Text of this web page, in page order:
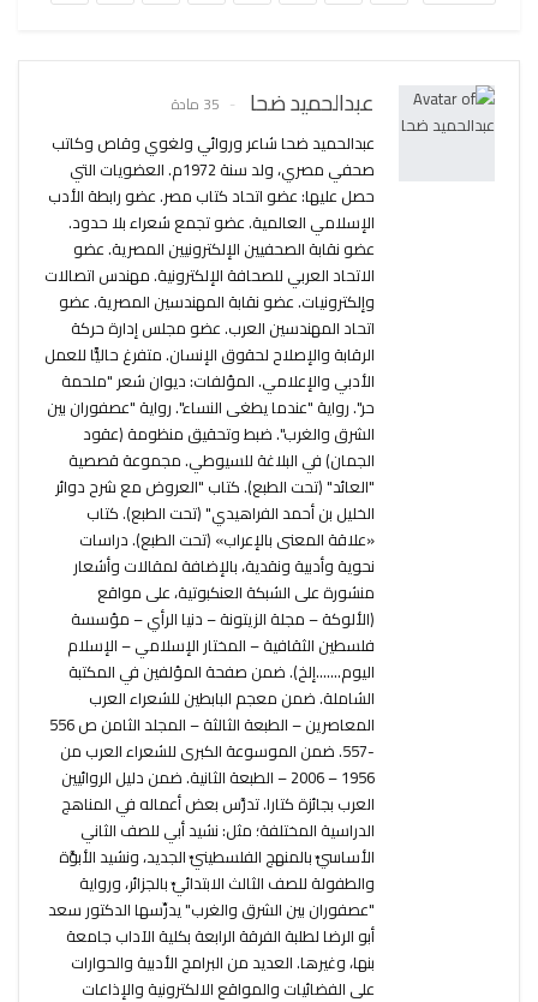
عبدالحميد ضحا 35 مادة
عبدالحميد ضحا شاعر وروائي ولغوي وقاص وكاتب
صحفي مصري، ولد سنة 1972م. العضويات التي
حصل عليها: عضو اتحاد كتاب مصر. عضو رابطة الأدب
الإسلامي العالمية. عضو تجمع شعراء بلا حدود.
عضو نقابة الصحفيين الإلكترونيين المصرية. عضو
الاتحاد العربي للصحافة الإلكترونية. مهندس اتصالات
وإلكترونيات. عضو نقابة المهندسين المصرية. عضو
اتحاد المهندسين العرب. عضو مجلس إدارة حركة
الرقابة والإصلاح لحقوق الإنسان. متفرغ حاليًّا للعمل
الأدبي والإعلامي. المؤلفات: ديوان شعر "ملحمة
حر". رواية "عندما يطغى النساء". رواية "عصفوران بين
الشرق والغرب". ضبط وتحقيق منظومة (عقود
الجمان) في البلاغة للسيوطي. مجموعة قصصية
"العائد" (تحت الطبع). كتاب "العروض مع شرح دوائر
الخليل بن أحمد الفراهيدي" (تحت الطبع). كتاب
«علاقة المعنى بالإعراب» (تحت الطبع). دراسات
نحوية وأدبية ونقدية، بالإضافة لمقالات وأشعار
منشورة على الشبكة العنكبوتية، على مواقع
(الألوكة – مجلة الزيتونة – دنيا الرأي – مؤسسة
فلسطين الثقافية – المختار الإسلامي – الإسلام
اليوم.......إلخ). ضمن صفحة المؤلفين في المكتبة
الشاملة. ضمن معجم البابطين للشعراء العرب
المعاصرين – الطبعة الثالثة – المجلد الثامن ص 556
-557. ضمن الموسوعة الكبرى للشعراء العرب من
1956 – 2006 – الطبعة الثانية. ضمن دليل الروائيين
العرب بجائزة كتارا. تدرَّس بعض أعماله في المناهج
الدراسية المختلفة؛ مثل: نشيد أبي للصف الثاني
الأساسيِّ بالمنهج الفلسطينيِّ الجديد، ونشيد الأبوَّة
والطفولة للصف الثالث الابتدائيِّ بالجزائر، ورواية
"عصفوران بين الشرق والغرب" يدرِّسها الدكتور سعد
أبو الرضا لطلبة الفرقة الرابعة بكلية الآداب جامعة
بنها، وغيرها. العديد من البرامج الأدبية والحوارات
على الفضائيات والمواقع الالكترونية والإذاعات